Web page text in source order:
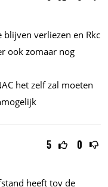
blijven verliezen en Rkc
ook zomaar nog
het zelf zal moeten
5 0
heeft tov de